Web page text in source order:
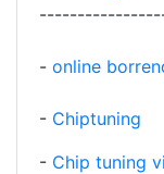
- online
- Chiptuning
- Chip tuning